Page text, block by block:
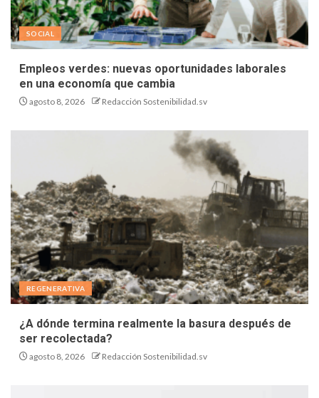
SOCIAL
Empleos verdes: nuevas oportunidades laborales
en una economía que cambia
agosto 8, 2026 Redacción Sostenibilidad.sv
REGENERATIVA
¿A dónde termina realmente la basura después de
ser recolectada?
agosto 8, 2026 Redacción Sostenibilidad.sv